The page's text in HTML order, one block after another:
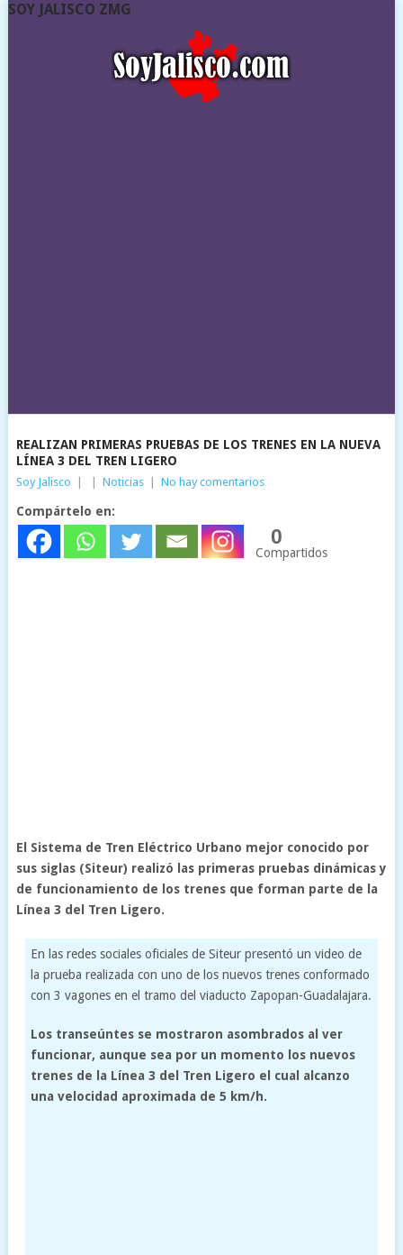
SOY JALISCO ZMG
REALIZAN PRIMERAS PRUEBAS DE LOS TRENES EN LA NUEVA
LÍNEA 3 DEL TREN LIGERO
Soy Jalisco Noticias No hay comentarios
Compártelo en:
0
Compartidos
El Sistema de Tren Eléctrico Urbano mejor conocido por
sus siglas (Siteur) realizó las primeras pruebas dinámicas y
de funcionamiento de los trenes que forman parte de la
Línea 3 del Tren Ligero.
En las redes sociales oficiales de Siteur presentó un video de
la prueba realizada con uno de los nuevos trenes conformado
con 3 vagones en el tramo del viaducto Zapopan-Guadalajara.
Los transeúntes se mostraron asombrados al ver
funcionar, aunque sea por un momento los nuevos
trenes de la Línea 3 del Tren Ligero el cual alcanzo
una velocidad aproximada de 5 km/h.